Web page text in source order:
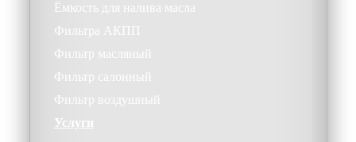
Ёмкость для налива масла
Фильтра АКПП
Фильтр масляный
Фильтр салонный
Фильтр воздушный
Услуги